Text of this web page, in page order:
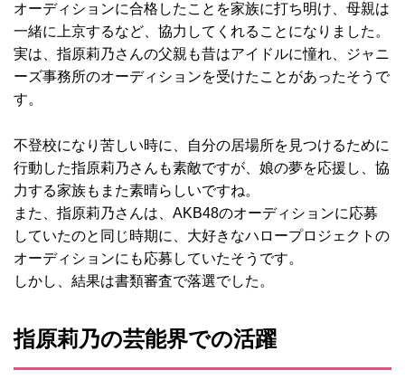
オーディションに合格したことを家族に打ち明け、母親は
一緒に上京するなど、協力してくれることになりました。
実は、指原莉乃さんの父親も昔はアイドルに憧れ、ジャニ
ーズ事務所のオーディションを受けたことがあったそうで
す。
不登校になり苦しい時に、自分の居場所を見つけるために
行動した指原莉乃さんも素敵ですが、娘の夢を応援し、協
力する家族もまた素晴らしいですね。
また、指原莉乃さんは、AKB48のオーディションに応募
していたのと同じ時期に、大好きなハロープロジェクトの
オーディションにも応募していたそうです。
しかし、結果は書類審査で落選でした。
指原莉乃の芸能界での活躍